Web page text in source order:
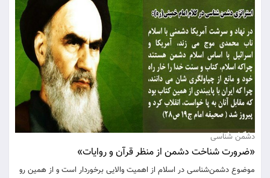
دشمن شناسی
«ضرورت شناخت دشمن از منظر قرآن و روايات»
موضوع دشمن‌شناسی در اسلام از اهميت والايی برخوردار است و از همين رو